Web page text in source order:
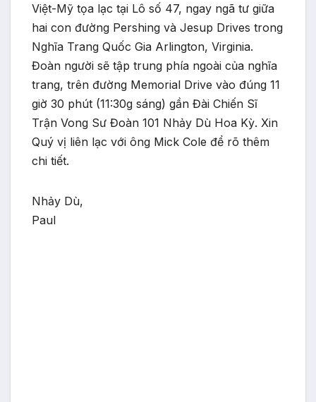
Việt-Mỹ tọa lạc tại Lô số 47, ngay ngã tư giữa
hai con đường Pershing và Jesup Drives trong
Nghĩa Trang Quốc Gia Arlington, Virginia.
Đoàn người sẽ tập trung phía ngoài của nghĩa
trang, trên đường Memorial Drive vào đúng 11
giờ 30 phút (11:30g sáng) gần Đài Chiến Sĩ
Trận Vong Sư Đoàn 101 Nhảy Dù Hoa Kỳ. Xin
Quý vị liên lạc với ông Mick Cole để rõ thêm
chi tiết.
Nhảy Dù,
Paul